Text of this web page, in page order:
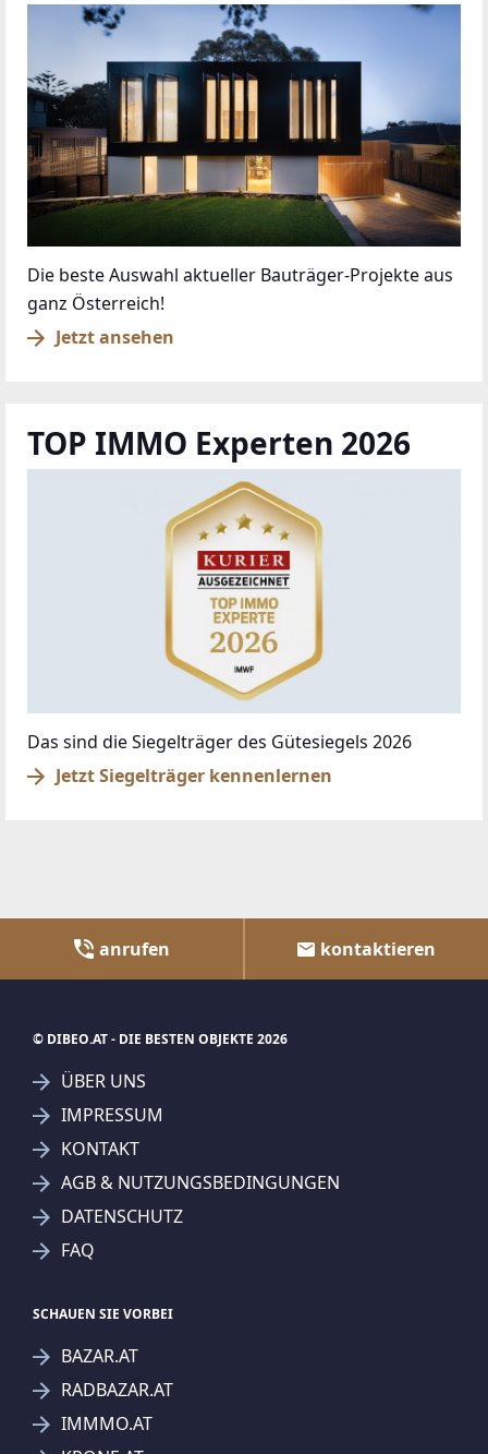
Die beste Auswahl aktueller Bauträger-Projekte aus
ganz Österreich!
Jetzt ansehen
TOP IMMO Experten 2026
Das sind die Siegelträger des Gütesiegels 2026
Jetzt Siegelträger kennenlernen
anrufen kontaktieren
© DIBEO.AT - DIE BESTEN OBJEKTE 2026
ÜBER UNS
IMPRESSUM
KONTAKT
AGB & NUTZUNGSBEDINGUNGEN
DATENSCHUTZ
FAQ
SCHAUEN SIE VORBEI
BAZAR.AT
RADBAZAR.AT
IMMMO.AT